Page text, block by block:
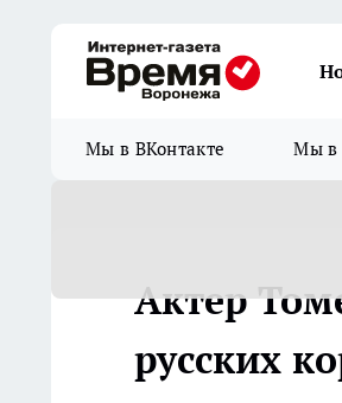
Мы в ВКонтакте Мы в
Актер
русских